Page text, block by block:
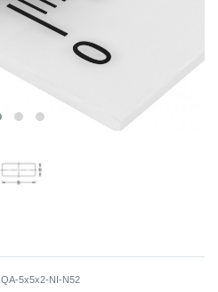
QA-5x5x2-NI-N52